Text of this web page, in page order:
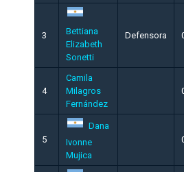
3
Bettiana
Elizabeth
Sonetti
Defensora
4
Camila
Milagros
Fernández
5
Dana
Ivonne
Mujica